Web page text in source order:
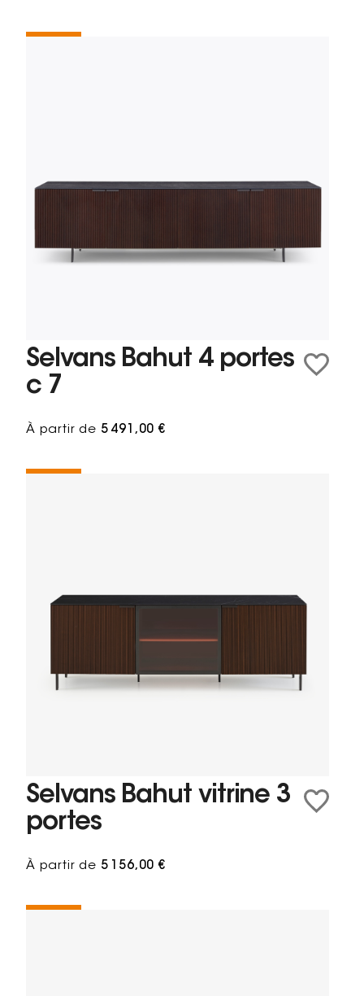
Selvans Bahut 4 portes
c 7
À partir de 5 491,00 €
Selvans Bahut vitrine 3
portes
À partir de 5 156,00 €